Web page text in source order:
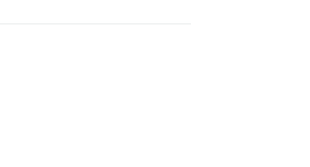
étoilé des Pythagoriciens et on